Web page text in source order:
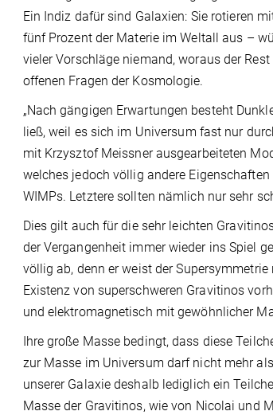
Ein Indiz dafür sind Galaxien: Sie rotieren
fünf Prozent der Materie im Weltall aus –
vieler Vorschläge niemand, woraus der
offenen Fragen der Kosmologie.
„Nach gängigen Erwartungen besteht
ließ, weil es sich im Universum fast nur
mit Krzysztof Meissner ausgearbeiteten
welches jedoch völlig andere
WIMPs. Letztere sollten nämlich nur sehr
Dies gilt auch für die sehr leichten
der Vergangenheit immer wieder ins Spiel
völlig ab, denn er weist der
Existenz von superschweren Gravitinos
und elektromagnetisch mit gewöhnlicher
Ihre große Masse bedingt, dass diese
zur Masse im Universum darf nicht mehr
unserer Galaxie deshalb lediglich ein
Masse der Gravitinos, wie von Nicolai und